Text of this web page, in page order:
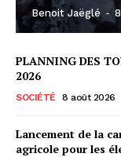
Benoit Jaëglé -
PLANNING DES
2026
SOCIÉTÉ 8 août 2026
Lancement de la
agricole pour les